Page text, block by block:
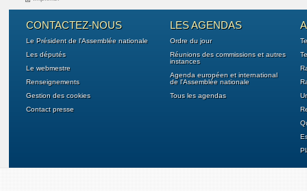
CONTACTEZ-NOUS
Le Président de l'Assemblée nationale
Les députés
Le webmestre
Renseignements
Gestion des cookies
Contact presse
LES AGENDAS
Ordre du jour
Réunions des commissions et autres
instances
Agenda européen et international
de l'Assemblée nationale
Tous les agendas